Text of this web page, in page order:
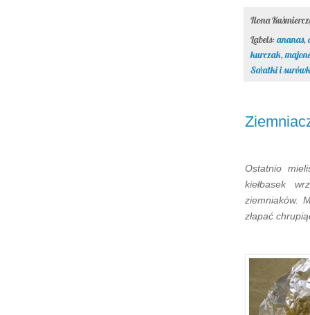
Ilona
Labels:ananas,
kurczak,
Sałatki i
Ostatnio
kiełbasek
ziemniaków.
złapać